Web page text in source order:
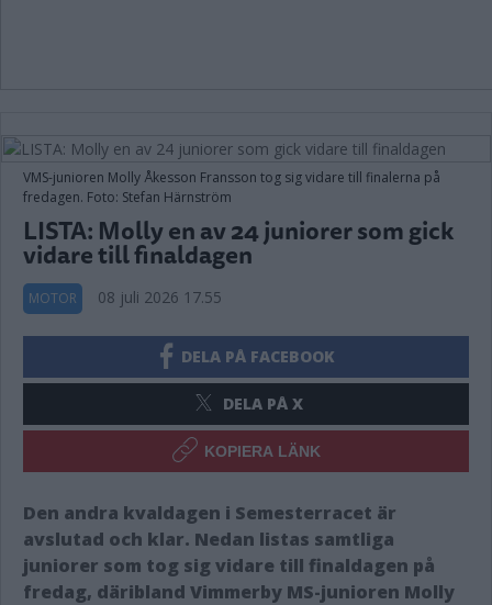
VMS-junioren Molly Åkesson Fransson tog sig vidare till finalerna på
fredagen. Foto: Stefan Härnström
LISTA: Molly en av 24 juniorer som gick
vidare till finaldagen
MOTOR 08 juli 2026 17.55
DELA PÅ FACEBOOK
DELA PÅ X
KOPIERA LÄNK
Den andra kvaldagen i Semesterracet är
avslutad och klar. Nedan listas samtliga
juniorer som tog sig vidare till finaldagen på
fredag, däribland Vimmerby MS-junioren Molly